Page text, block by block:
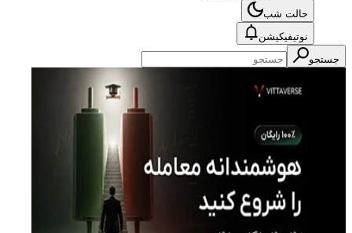
حالت شب
نوتیفیکیشن
جستجو